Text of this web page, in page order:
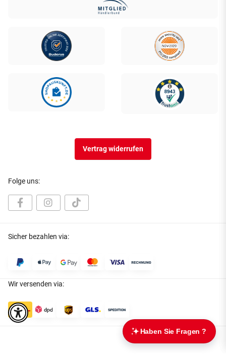
Vertrag widerrufen
Folge uns:
Sicher bezahlen via:
Wir versenden via: